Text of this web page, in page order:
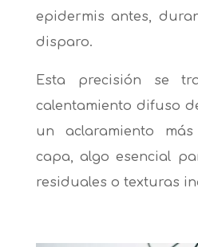
epidermis antes,
disparo.
Esta precisión se
calentamiento difuso
un aclaramiento
capa, algo esencial
residuales o texturas